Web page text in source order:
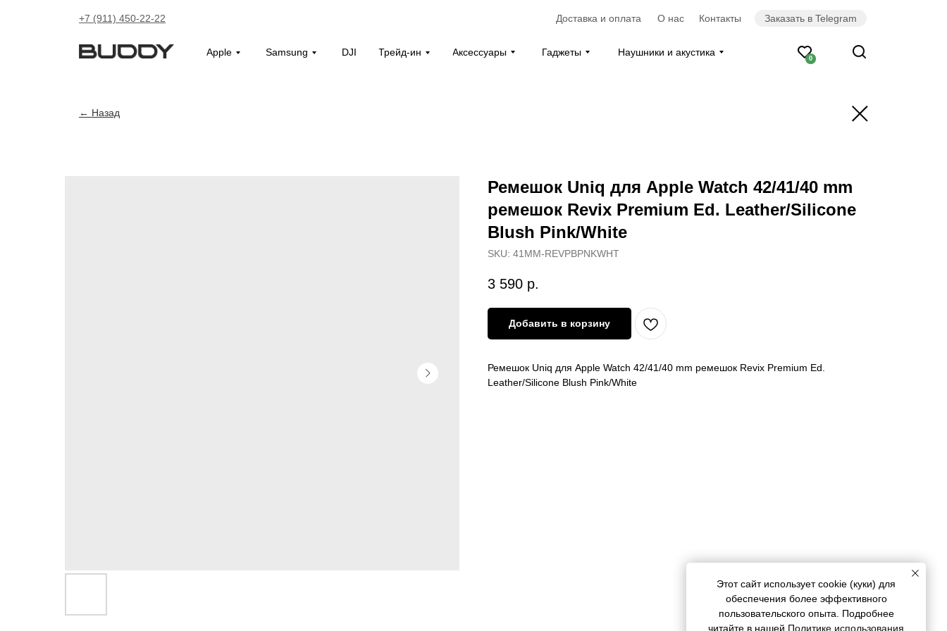
О нас
Доставка и оплата Контакты
+7 (911) 450-22-22
Apple Samsung DJI Трейд-ин Аксессуары Гаджеты Наушники и акустика
0
Заказать в Telegram
Этот сайт использует cookie (куки) для
обеспечения более эффективного
пользовательского опыта. Подробнее
читайте в нашей Политике использования
Назад
Ремешок Uniq для Apple Watch 42/41/40 mm
ремешок Revix Premium Ed. Leather/Silicone
Blush Pink/White
SKU: 41MM-REVPBPNKWHT
3 590 р.
Добавить в корзину
Ремешок Uniq для Apple Watch 42/41/40 mm ремешок Revix Premium Ed.
Leather/Silicone Blush Pink/White